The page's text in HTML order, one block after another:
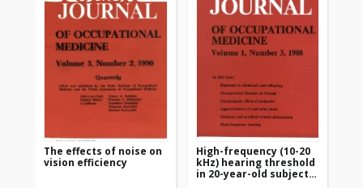
The effects of noise on
vision efficiency
High-frequency (10-20
kHz) hearing threshold
in 20-year-old subjects